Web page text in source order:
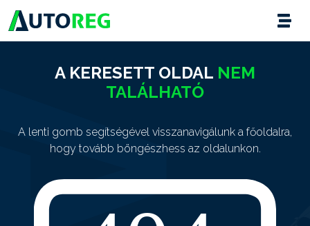
A KERESETT OLDAL NEM
TALÁLHATÓ
A lenti gomb segítségével visszanavigálunk a főoldalra,
hogy tovább böngészhess az oldalunkon.